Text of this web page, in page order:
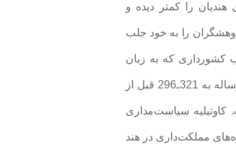
را کمتر دیده و
را به خود جلب
کشورداری که به زبان
سنسکریت در پانزده کتاب نوشته شده است. تاریخِ احتمالیِ تألیف این رساله به‌ 321ـ296 قبل از
سیاست‌مداری
مملکت‌داری در هند